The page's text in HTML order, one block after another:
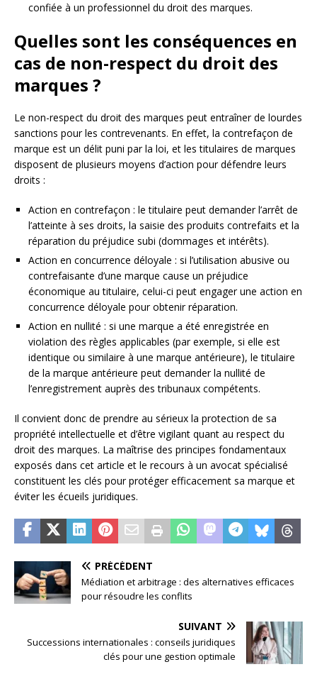
confiée à un professionnel du droit des marques.
Quelles sont les conséquences en
cas de non-respect du droit des
marques ?
Le non-respect du droit des marques peut entraîner de lourdes
sanctions pour les contrevenants. En effet, la contrefaçon de
marque est un délit puni par la loi, et les titulaires de marques
disposent de plusieurs moyens d’action pour défendre leurs
droits :
Action en contrefaçon : le titulaire peut demander l’arrêt de
l’atteinte à ses droits, la saisie des produits contrefaits et la
réparation du préjudice subi (dommages et intérêts).
Action en concurrence déloyale : si l’utilisation abusive ou
contrefaisante d’une marque cause un préjudice
économique au titulaire, celui-ci peut engager une action en
concurrence déloyale pour obtenir réparation.
Action en nullité : si une marque a été enregistrée en
violation des règles applicables (par exemple, si elle est
identique ou similaire à une marque antérieure), le titulaire
de la marque antérieure peut demander la nullité de
l’enregistrement auprès des tribunaux compétents.
Il convient donc de prendre au sérieux la protection de sa
propriété intellectuelle et d’être vigilant quant au respect du
droit des marques. La maîtrise des principes fondamentaux
exposés dans cet article et le recours à un avocat spécialisé
constituent les clés pour protéger efficacement sa marque et
éviter les écueils juridiques.
PRÉCÉDENT
Médiation et arbitrage : des alternatives efficaces
pour résoudre les conflits
SUIVANT
Successions internationales : conseils juridiques
clés pour une gestion optimale